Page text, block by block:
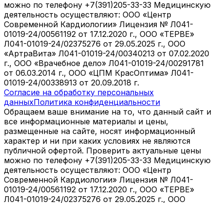
можно по телефону +7(391)205-33-33 Медицинскую
деятельность осуществляют: ООО «Центр
Современной Кардиологии» Лицензия № Л041-
01019-24/00561192 от 17.12.2020 г., ООО «ТЕРВЕ»
Л041-01019-24/02375276 от 29.05.2025 г., ООО
«АртраВита» Л041-01019-24/00340213 от 07.02.2020
г., ООО «Врачебное дело» Л041-01019-24/00291781
от 06.03.2014 г., ООО «ЦПМ КрасОптима» Л041-
01019-24/00338913 от 20.09.2018 г.
Согласие на обработку персональных
данныхПолитика конфиденциальности
Обращаем ваше внимание на то, что данный сайт и
все информационные материалы и цены,
размещенные на сайте, носят информационный
характер и ни при каких условиях не являются
публичной офертой. Проверить актуальные цены
можно по телефону +7(391)205-33-33 Медицинскую
деятельность осуществляют: ООО «Центр
Современной Кардиологии» Лицензия № Л041-
01019-24/00561192 от 17.12.2020 г., ООО «ТЕРВЕ»
Л041-01019-24/02375276 от 29.05.2025 г., ООО